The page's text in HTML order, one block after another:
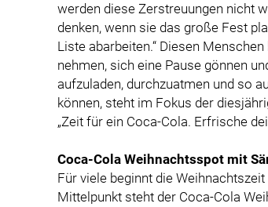
werden diese Zerstreuungen nicht
denken, wenn sie das große Fest
Liste abarbeiten.“ Diesen
nehmen, sich eine Pause gönnen
aufzuladen, durchzuatmen und so
können, steht im Fokus der
„Zeit für ein Coca-Cola. Erfrische
Coca-Cola Weihnachtsspot mit
Für viele beginnt die
Mittelpunkt steht der Coca-Cola